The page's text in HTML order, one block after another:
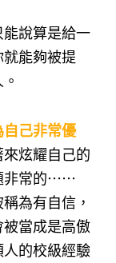
說算是給一
能夠被提
自己非常優
來炫耀自己的
非常的⋯⋯
為有自信，
當成是高傲
的校級經驗